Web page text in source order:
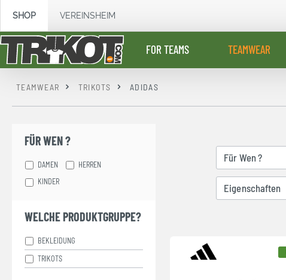
Zur Hauptnavigation springen
SHOP VEREINSHEIM
FOR TEAMS TEAMWEAR
TEAMWEAR TRIKOTS ADIDAS
FÜR WEN ?
DAMEN HERREN
KINDER
WELCHE PRODUKTGRUPPE?
BEKLEIDUNG
TRIKOTS
Für Wen ?
Eigenschaften